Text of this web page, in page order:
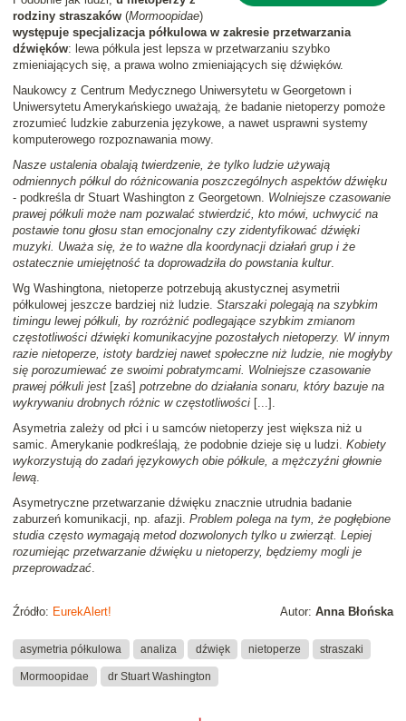
rodziny straszaków (Mormoopidae)
występuje specjalizacja półkulowa w zakresie przetwarzania
dźwięków: lewa półkula jest lepsza w przetwarzaniu szybko
zmieniających się, a prawa wolno zmieniających się dźwięków.
Naukowcy z Centrum Medycznego Uniwersytetu w Georgetown i
Uniwersytetu Amerykańskiego uważają, że badanie nietoperzy pomoże
zrozumieć ludzkie zaburzenia językowe, a nawet usprawni systemy
komputerowego rozpoznawania mowy.
Nasze ustalenia obalają twierdzenie, że tylko ludzie używają
odmiennych półkul do różnicowania poszczególnych aspektów dźwięku
- podkreśla dr Stuart Washington z Georgetown. Wolniejsze czasowanie
prawej półkuli może nam pozwalać stwierdzić, kto mówi, uchwycić na
postawie tonu głosu stan emocjonalny czy zidentyfikować dźwięki
muzyki. Uważa się, że to ważne dla koordynacji działań grup i że
ostatecznie umiejętność ta doprowadziła do powstania kultur.
Wg Washingtona, nietoperze potrzebują akustycznej asymetrii
półkulowej jeszcze bardziej niż ludzie. Starszaki polegają na szybkim
timingu lewej półkuli, by rozróżnić podlegające szybkim zmianom
częstotliwości dźwięki komunikacyjne pozostałych nietoperzy. W innym
razie nietoperze, istoty bardziej nawet społeczne niż ludzie, nie mogłyby
się porozumiewać ze swoimi pobratymcami. Wolniejsze czasowanie
prawej półkuli jest [zaś] potrzebne do działania sonaru, który bazuje na
wykrywaniu drobnych różnic w częstotliwości [...].
Asymetria zależy od płci i u samców nietoperzy jest większa niż u
samic. Amerykanie podkreślają, że podobnie dzieje się u ludzi. Kobiety
wykorzystują do zadań językowych obie półkule, a mężczyźni głownie
lewą.
Asymetryczne przetwarzanie dźwięku znacznie utrudnia badanie
zaburzeń komunikacji, np. afazji. Problem polega na tym, że pogłębione
studia często wymagają metod dozwolonych tylko u zwierząt. Lepiej
rozumiejąc przetwarzanie dźwięku u nietoperzy, będziemy mogli je
przeprowadzać.
Autor: Anna Błońska
Źródło: EurekAlert!
asymetria półkulowa analiza dźwięk nietoperze straszaki
Mormoopidae dr Stuart Washington